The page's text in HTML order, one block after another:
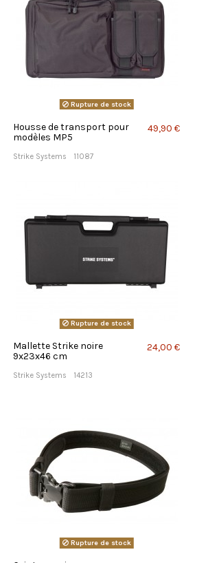
Rupture de stock
Housse de transport pour
modèles MP5
Strike Systems 11087
49,90 €
Rupture de stock
Mallette Strike noire
9x23x46 cm
Strike Systems 14213
24,00 €
Rupture de stock